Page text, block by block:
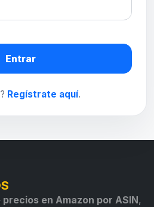
Entrar
Regístrate aquí.
en Amazon por ASIN,